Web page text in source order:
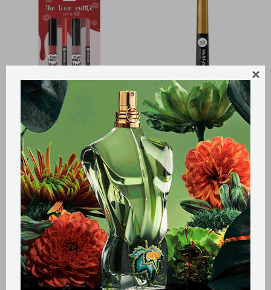

Llega MAÑANA
Llega MAÑANA
Set labiales+delineadores
Nicka K - Tono rojo + rosa viejo
$ 750
Llega MAÑANA
LlegaMAÑANA
Nicka K máscara de pestañas
- Negro
$ 379